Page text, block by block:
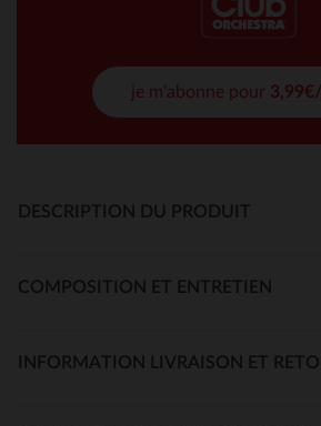
je m'abonne pour
DESCRIPTION DU PRODUIT
COMPOSITION ET ENTRETIEN
INFORMATION LIVRAISON ET